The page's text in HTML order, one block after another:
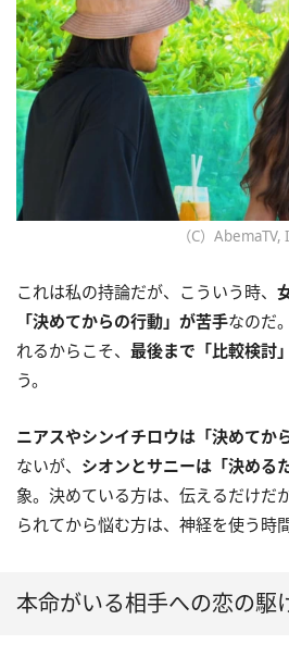
（C）AbemaTV,
これは私の持論だが、こういう時、
「決めてからの行動」が苦手なのだ
れるからこそ、 最後まで「比較検討
う。
ニアスやシンイチロウは「決めてか
ないが、 シオンとサニーは「決める
象。決めている方は、伝えるだけだ
られてから悩む方は、神経を使う時
本命がいる相手への恋の駆